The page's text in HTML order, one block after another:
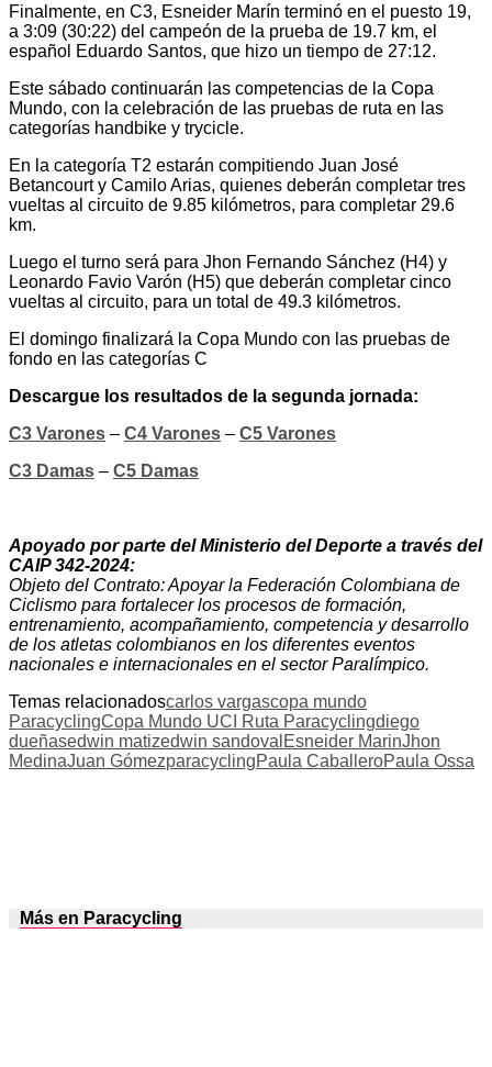
Finalmente, en C3, Esneider Marín terminó en el puesto 19,
a 3:09 (30:22) del campeón de la prueba de 19.7 km, el
español Eduardo Santos, que hizo un tiempo de 27:12.
Este sábado continuarán las competencias de la Copa
Mundo, con la celebración de las pruebas de ruta en las
categorías handbike y trycicle.
En la categoría T2 estarán compitiendo Juan José
Betancourt y Camilo Arias, quienes deberán completar tres
vueltas al circuito de 9.85 kilómetros, para completar 29.6
km.
Luego el turno será para Jhon Fernando Sánchez (H4) y
Leonardo Favio Varón (H5) que deberán completar cinco
vueltas al circuito, para un total de 49.3 kilómetros.
El domingo finalizará la Copa Mundo con las pruebas de
fondo en las categorías C
Descargue los resultados de la segunda jornada:
C3 Varones – C4 Varones – C5 Varones
C3 Damas – C5 Damas
Apoyado por parte del Ministerio del Deporte a través del
CAIP 342-2024:
Objeto del Contrato: Apoyar la Federación Colombiana de
Ciclismo para fortalecer los procesos de formación,
entrenamiento, acompañamiento, competencia y desarrollo
de los atletas colombianos en los diferentes eventos
nacionales e internacionales en el sector Paralímpico.
Temas relacionadoscarlos vargascopa mundo
ParacyclingCopa Mundo UCI Ruta Paracyclingdiego
dueñasedwin matizedwin sandoval Esneider MarinJhon
MedinaJuan GómezparacyclingPaula CaballeroPaula Ossa
Más en Paracycling